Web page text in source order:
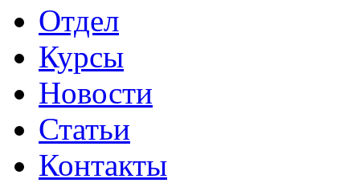
Отдел
Курсы
Новости
Статьи
Контакты